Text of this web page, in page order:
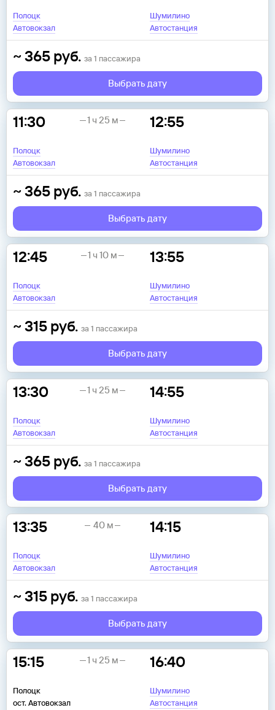
Полоцк
Автовокзал
Шумилино
Автостанция
~365 руб. за 1 пассажира
Выбрать дату
11:30
Полоцк
Автовокзал
12:55
Шумилино
Автостанция
1 ч 25 м
~365 руб. за 1 пассажира
Выбрать дату
12:45
Полоцк
Автовокзал
13:55
Шумилино
Автостанция
1 ч 10 м
~315 руб. за 1 пассажира
Выбрать дату
13:30
Полоцк
Автовокзал
14:55
Шумилино
Автостанция
1 ч 25 м
~365 руб. за 1 пассажира
Выбрать дату
13:35
Полоцк
Автовокзал
14:15
Шумилино
Автостанция
40 м
~315 руб. за 1 пассажира
Выбрать дату
15:15
Полоцк
ост. Автовокзал
16:40
Шумилино
Автостанция
1 ч 25 м